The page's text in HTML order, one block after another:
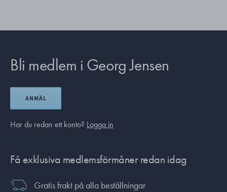
Bli medlem i Georg Jensen
ANMÄL
Har du redan ett konto? Logga in
Få exklusiva medlemsförmåner redan idag
Gratis frakt på alla beställningar